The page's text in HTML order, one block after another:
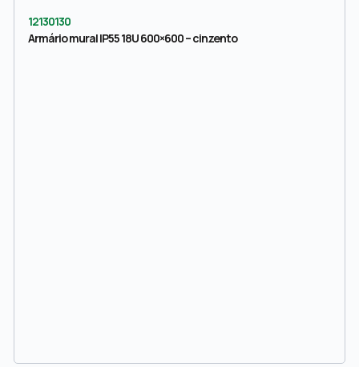
12130130
Armário mural IP55 18U 600×600 – cinzento